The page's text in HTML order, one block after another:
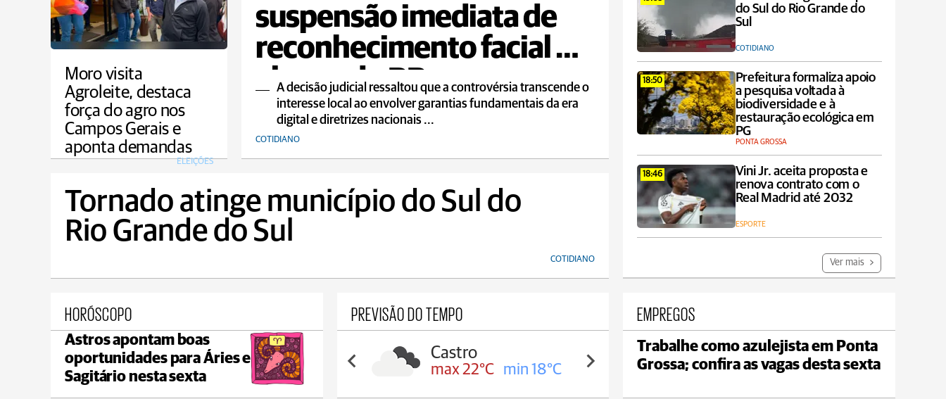
suspensão imediata de
reconhecimento facial de
alunos do PR
A decisão judicial ressaltou que a controvérsia transcende o
interesse local ao envolver garantias fundamentais da era
digital e diretrizes nacionais ...
COTIDIANO
do Sul do Rio Grande do
Sul
COTIDIANO
18:50
Prefeitura formaliza apoio
a pesquisa voltada à
biodiversidade e à
restauração ecológica em
PG
PONTA GROSSA
18:46
Vini Jr. aceita proposta e
renova contrato com o
Real Madrid até 2032
ESPORTE
Ver mais
Moro visita
Agroleite, destaca
força do agro nos
Campos Gerais e
aponta demandas
ELEIÇÕES
Tornado atinge município do Sul do
Rio Grande do Sul
COTIDIANO
HORÓSCOPO
Astros apontam boas
oportunidades para Áries e
Sagitário nesta sexta
PREVISÃO DO TEMPO
min 18°C
Castro
max 22°C min 18°C max 21°C min 18°C
Jaguariaíva
max 22°C min 19°C
EMPREGOS
Trabalhe como azulejista em Ponta
Grossa; confira as vagas desta sexta